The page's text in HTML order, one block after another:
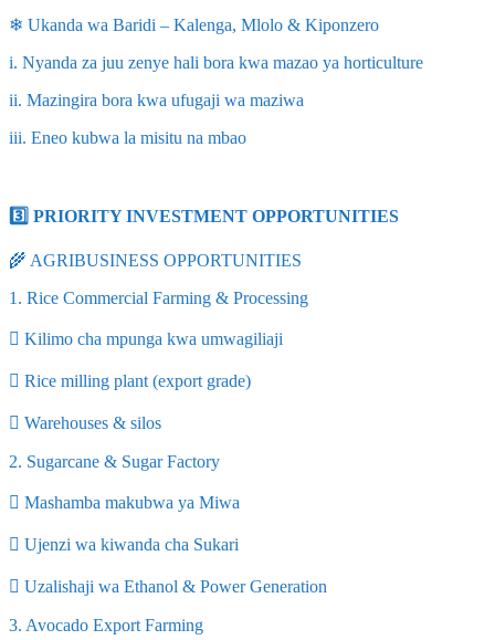
❄ Ukanda wa Baridi – Kalenga, Mlolo & Kiponzero
i. Nyanda za juu zenye hali bora kwa mazao ya horticulture
ii. Mazingira bora kwa ufugaji wa maziwa
iii. Eneo kubwa la misitu na mbao
3️⃣ PRIORITY INVESTMENT OPPORTUNITIES
🌾 AGRIBUSINESS OPPORTUNITIES
1. Rice Commercial Farming & Processing
 Kilimo cha mpunga kwa umwagiliaji
 Rice milling plant (export grade)
 Warehouses & silos
2. Sugarcane & Sugar Factory
 Mashamba makubwa ya Miwa
 Ujenzi wa kiwanda cha Sukari
 Uzalishaji wa Ethanol & Power Generation
3. Avocado Export Farming